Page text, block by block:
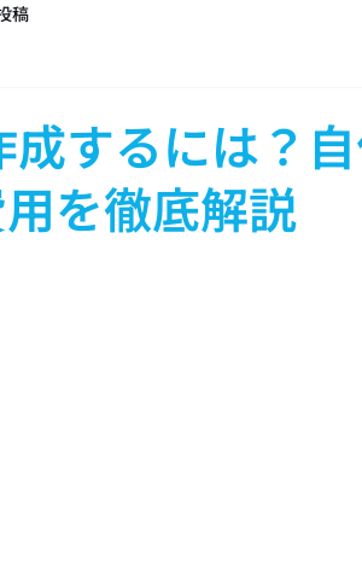
稿
するには？
を徹底解説